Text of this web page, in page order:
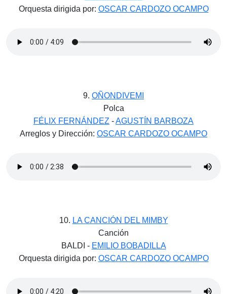
Orquesta dirigida por: OSCAR CARDOZO OCAMPO
9. OÑONDIVEMI
Polca
FÉLIX FERNÁNDEZ -AGUSTÍN BARBOZA
Arreglos y Dirección: OSCAR CARDOZO OCAMPO
10. LA CANCIÓN DEL MIMBY
Canción
BALDI - EMILIO BOBADILLA
Orquesta dirigida por: OSCAR CARDOZO OCAMPO